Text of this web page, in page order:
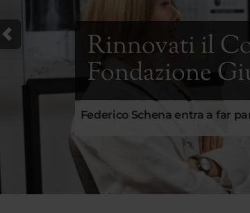
Rinnovati il
Fondazione
Federico Schena entra a far